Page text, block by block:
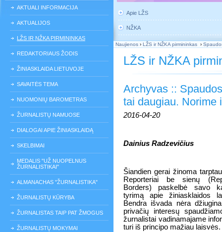
AKTUALI INFORMACIJA
AKTUALIJOS
LŽS IR NŽKA PIRMININKAS
REDAKTORIAUS ŽODIS
ŽINIASKLAIDA LIETUVOJE
SAVAITĖS TEMA
NUOMONIŲ BAROMETRAS
ŽURNALISTŲ NAMUOSE
DIALOGAI APIE ŽINIASKLAIDĄ
SKELBIMAI
MEDALIS "UŽ NUOPELNUS
ŽURNALISTIKAI"
ALMANACHAS "ŽURNALISTIKA"
ŽURNALISTŲ KŪRYBA
ŽURNALISTAS TAIP PAT ŽMOGUS
ŽURNALISTŲ MOKYMAI
Apie LŽS
NŽKA
Naujienos › LŽS ir NŽKA pirmininkas ›
LŽS ir NŽKA
Archyvas ::
tai daugiau. Norime
2016-04-20
Dainius Radzevičius
Šiandien gerai žinoma
Reporteriai be sienų
Borders) paskelbė savo
tyrimą apie žiniasklaidos
Bendra išvada nėra
privačių interesų
žurnalistai vadinamajame
turi iš principo mažiau laisvės.